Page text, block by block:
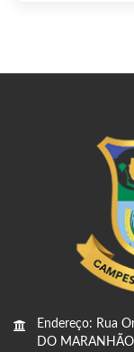
Endereço: Rua
DO